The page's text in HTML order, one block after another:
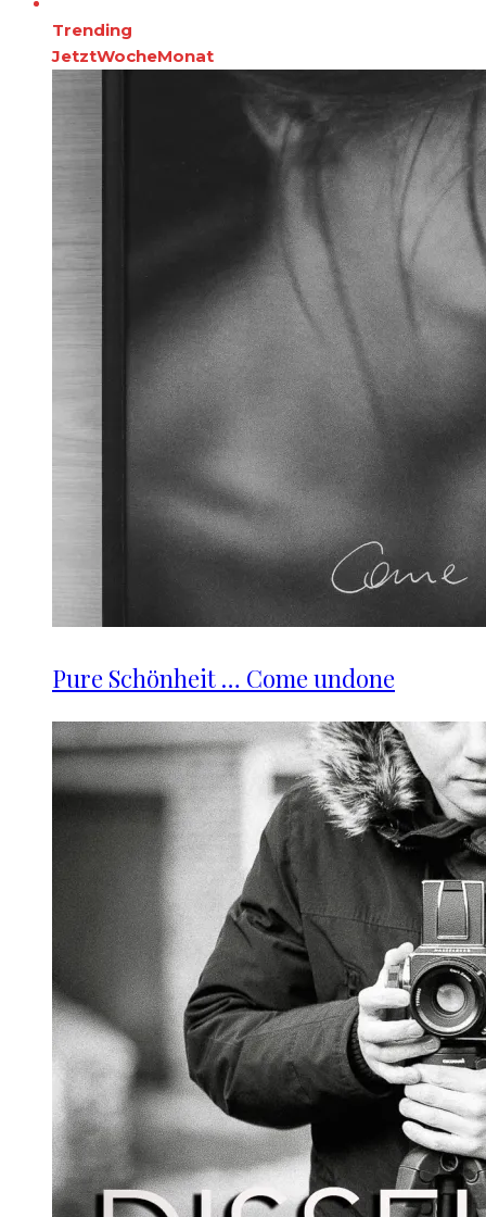
Trending
JetztWocheMonat
Pure Schönheit … Come undone